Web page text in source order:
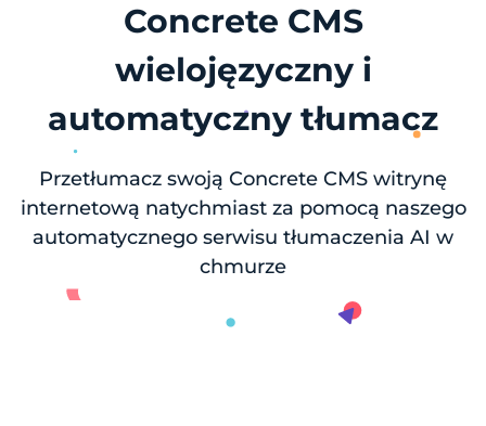
Concrete CMS
wielojęzyczny i
automatyczny tłumacz
Przetłumacz swoją Concrete CMS witrynę
internetową natychmiast za pomocą naszego
automatycznego serwisu tłumaczenia AI w
chmurze